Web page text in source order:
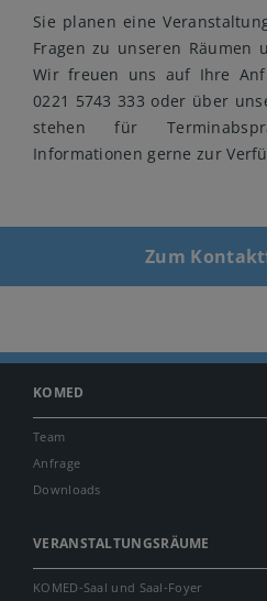
Sie planen eine
Fragen zu unseren Räumen
Wir freuen uns auf Ihre
0221 5743 333 oder über
stehen für
Informationen gerne zur
Zum
KOMED
Team
Anfrage
Downloads
VERANSTALTUNGSRÄUME
KOMED-Saal und Saal-Foyer